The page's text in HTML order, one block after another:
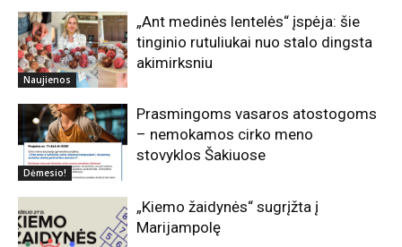
Naujienos
„Ant medinės lentelės“ įspėja: šie
tinginio rutuliukai nuo stalo dingsta
akimirksniu
Dėmesio!
Prasmingoms vasaros atostogoms
– nemokamos cirko meno
stovyklos Šakiuose
„Kiemo žaidynės“ sugrįžta į
Marijampolę